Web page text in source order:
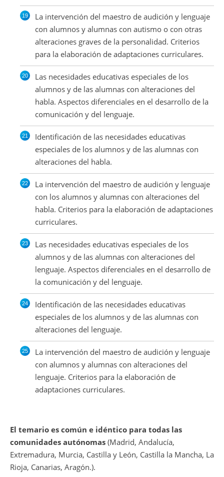
La intervención del maestro de audición y lenguaje
con alumnos y alumnas con autismo o con otras
alteraciones graves de la personalidad. Criterios
para la elaboración de adaptaciones curriculares.
Las necesidades educativas especiales de los
alumnos y de las alumnas con alteraciones del
habla. Aspectos diferenciales en el desarrollo de la
comunicación y del lenguaje.
Identificación de las necesidades educativas
especiales de los alumnos y de las alumnas con
alteraciones del habla.
La intervención del maestro de audición y lenguaje
con los alumnos y alumnas con alteraciones del
habla. Criterios para la elaboración de adaptaciones
curriculares.
Las necesidades educativas especiales de los
alumnos y de las alumnas con alteraciones del
lenguaje. Aspectos diferenciales en el desarrollo de
la comunicación y del lenguaje.
Identificación de las necesidades educativas
especiales de los alumnos y de las alumnas con
alteraciones del lenguaje.
La intervención del maestro de audición y lenguaje
con alumnos y alumnas con alteraciones del
lenguaje. Criterios para la elaboración de
adaptaciones curriculares.
El temario es común e idéntico para todas las
comunidades autónomas (Madrid, Andalucía,
Extremadura, Murcia, Castilla y León, Castilla la Mancha, La
Rioja, Canarias, Aragón.).